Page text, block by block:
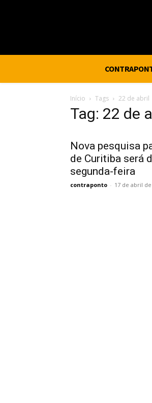
Início Tags 22 de abril
Tag: 22 de
Nova pesquisa
de Curitiba será
segunda-feira
contraponto - 17 de abril de